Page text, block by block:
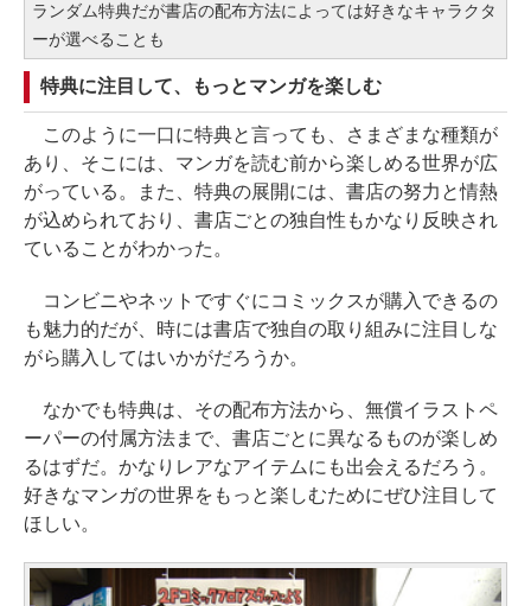
ランダム特典だが書店の配布方法によっては好きなキャラクタ
ーが選べることも
特典に注目して、もっとマンガを楽しむ
このように一口に特典と言っても、さまざまな種類が
あり、そこには、マンガを読む前から楽しめる世界が広
がっている。また、特典の展開には、書店の努力と情熱
が込められており、書店ごとの独自性もかなり反映され
ていることがわかった。
コンビニやネットですぐにコミックスが購入できるの
も魅力的だが、時には書店で独自の取り組みに注目しな
がら購入してはいかがだろうか。
なかでも特典は、その配布方法から、無償イラストペ
ーパーの付属方法まで、書店ごとに異なるものが楽しめ
るはずだ。かなりレアなアイテムにも出会えるだろう。
好きなマンガの世界をもっと楽しむためにぜひ注目して
ほしい。